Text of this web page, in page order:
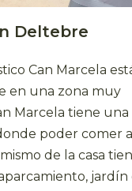
Deltebre
Can Marcela
en una zona muy
Marcela tiene una
poder comer al
de la casa
jardín